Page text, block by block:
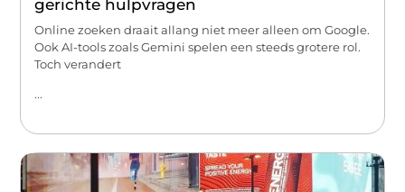
gerichte hulpvragen
Online zoeken draait allang niet meer alleen om Google.
Ook AI-tools zoals Gemini spelen een steeds grotere rol.
Toch verandert
...